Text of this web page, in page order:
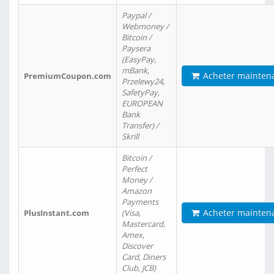
PremiumCoupon.com
Paypal /
Webmoney /
Bitcoin /
Paysera
(EasyPay,
mBank,
Przelewy24,
SafetyPay,
EUROPEAN
Bank
Transfer) /
Skrill
Acheter
PlusInstant.com
Bitcoin /
Perfect
Money /
Amazon
Payments
(Visa,
Mastercard,
Amex,
Discover
Card, Diners
Club, JCB)
Acheter